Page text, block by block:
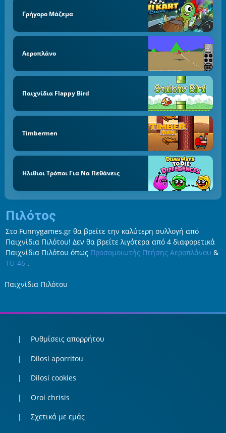
Γρήγορο Μάζεμα
Αεροπλάνο
Παιχνίδια Flappy Bird
Timbermen
Ηλιθιοι Τρόποι Για Να Πεθάνεις
Πιλότος
Στο Funnygames.gr θα βρείτε την καλύτερη συλλογή από
Παιχνίδια Πιλότου! Δεν θα βρείτε λιγότερα από 4 διαφορετικά
Παιχνίδια Πιλότου όπως Προσομοιωτής Πτήσης Αεροπλάνου &
TU-46 .
Παιχνίδια Πιλότου
Ρυθμίσεις απορρήτου
Dilosi aporritou
Dilosi cookies
Oroi chrisis
Σχετικά με εμάς